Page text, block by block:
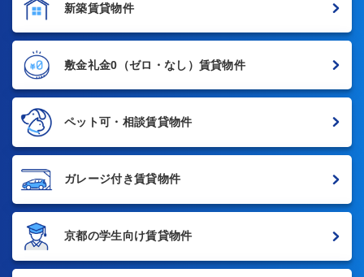
新築賃貸物件
敷金礼金0 （ゼロ・なし）賃貸物件
ペット可・相談賃貸物件
ガレージ付き賃貸物件
京都の学生向け賃貸物件